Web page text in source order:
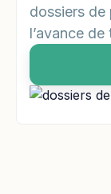
dossiers de
l’avance de